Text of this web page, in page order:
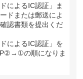
によるIC認証」ま
ドまたは郵送によ
認書類を提出くだ
によるIC認証」を
の順になりま